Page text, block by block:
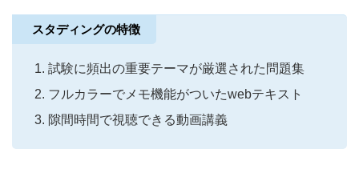
スタディングの特徴
試験に頻出の重要テーマが厳選された問題集
フルカラーでメモ機能がついたwebテキスト
隙間時間で視聴できる動画講義